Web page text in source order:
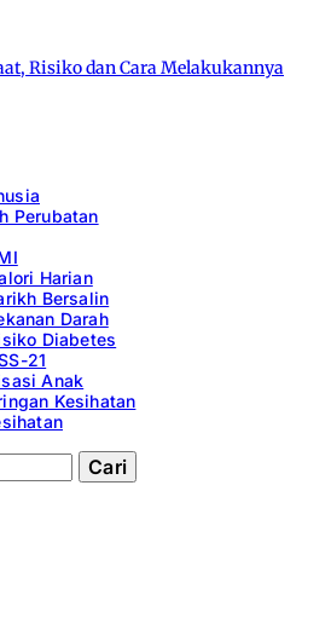
Risiko dan Cara Melakukannya
Perubatan
Harian
Bersalin
Darah
Diabetes
21
Anak
Kesihatan